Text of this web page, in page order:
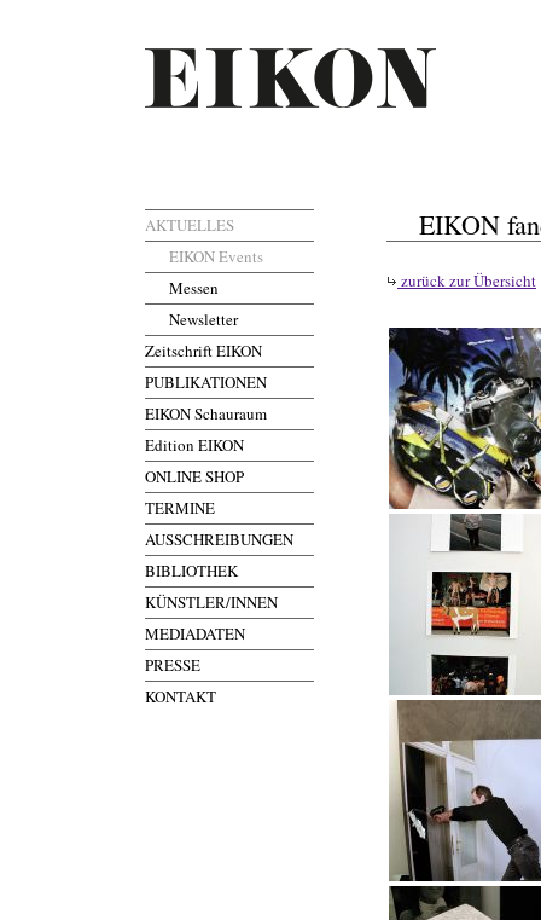
AKTUELLES
EIKON Events
Messen
Newsletter
Zeitschrift EIKON
PUBLIKATIONEN
EIKON Schauraum
Edition EIKON
ONLINE SHOP
TERMINE
AUSSCHREIBUNGEN
BIBLIOTHEK
KÜNSTLER/INNEN
MEDIADATEN
PRESSE
KONTAKT
EIKON
zurück zur Übersicht